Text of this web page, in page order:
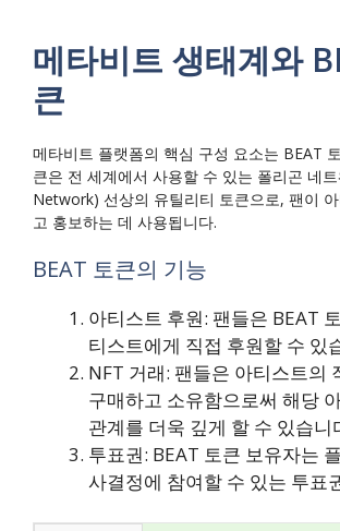
메타비트 생태계와
큰
메타비트 플랫폼의 핵심 구성 요소는 BEAT
큰은 전 세계에서 사용할 수 있는 폴리곤 네
Network) 선상의 유틸리티 토큰으로, 팬이
고 홍보하는 데 사용됩니다.
BEAT 토큰의 기능
아티스트 후원: 팬들은 BEAT
티스트에게 직접 후원할 수 있
NFT 거래: 팬들은 아티스트의
구매하고 소유함으로써 해당
관계를 더욱 깊게 할 수 있습니
투표권: BEAT 토큰 보유자는
사결정에 참여할 수 있는 투표